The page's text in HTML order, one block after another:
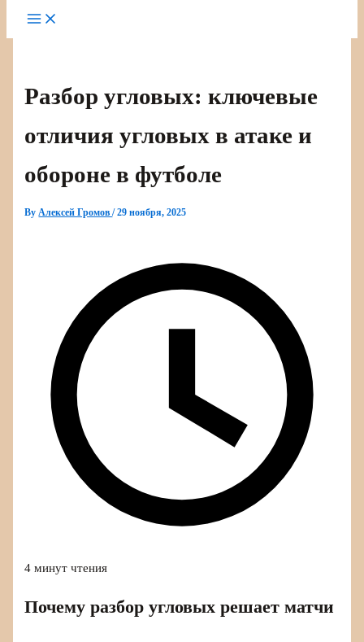
Разбор угловых: ключевые
отличия угловых в атаке и
обороне в футболе
By Алексей Громов/29 ноября, 2025
4 минут чтения
Почему разбор угловых решает матчи